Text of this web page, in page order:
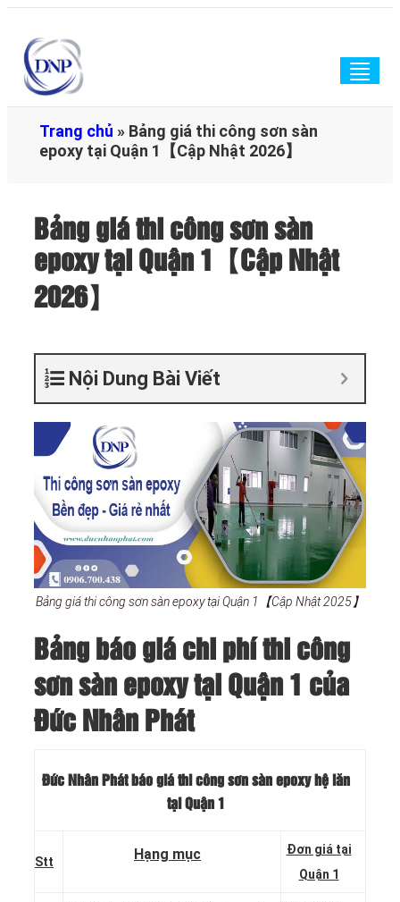
Trang chủ » Bảng giá thi công sơn sàn
epoxy tại Quận 1【Cập Nhật 2026】
Bảng giá thi công sơn sàn
epoxy tại Quận 1【Cập Nhật
2026】
Nội Dung Bài Viết
Bảng giá thi công sơn sàn epoxy tại Quận 1【Cập Nhật 2025】
Bảng báo giá chi phí thi công
sơn sàn epoxy tại Quận 1 của
Đức Nhân Phát
Đức Nhân Phát báo giá thi công sơn sàn epoxy hệ lăn
tại Quận 1
Stt Hạng mục
Đơn giá tại
Quận 1